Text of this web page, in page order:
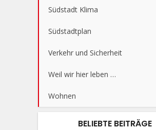
Südstadt Klima
Südstadtplan
Verkehr und Sicherheit
Weil wir hier leben …
Wohnen
BELIEBTE BEITRÄGE